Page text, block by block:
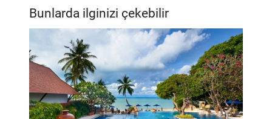
Bunlarda ilginizi çekebilir